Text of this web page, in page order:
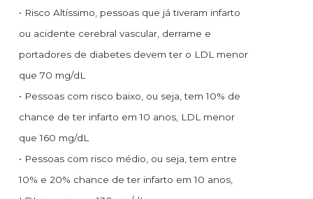
• Risco Altíssimo, pessoas que já tiveram infarto
ou acidente cerebral vascular, derrame e
portadores de diabetes devem ter o LDL menor
que 70 mg/dL
• Pessoas com risco baixo, ou seja, tem 10% de
chance de ter infarto em 10 anos, LDL menor
que 160 mg/dL
• Pessoas com risco médio, ou seja, tem entre
10% e 20% chance de ter infarto em 10 anos,